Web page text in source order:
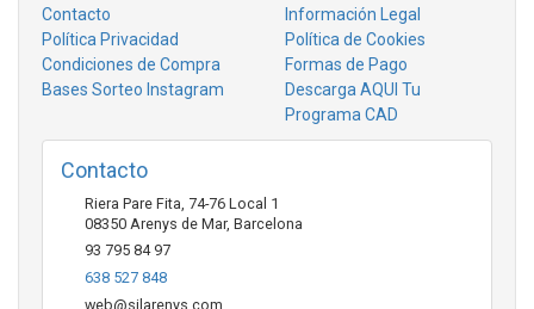
Contacto
Información Legal
Política Privacidad
Política de Cookies
Condiciones de Compra
Formas de Pago
Bases Sorteo Instagram
Descarga AQUI Tu
Programa CAD
Contacto
Riera Pare Fita, 74-76 Local 1
08350 Arenys de Mar, Barcelona
93 795 84 97
638 527 848
web@silarenys.com